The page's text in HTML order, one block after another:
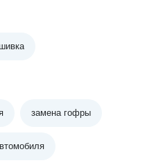
замена гофры